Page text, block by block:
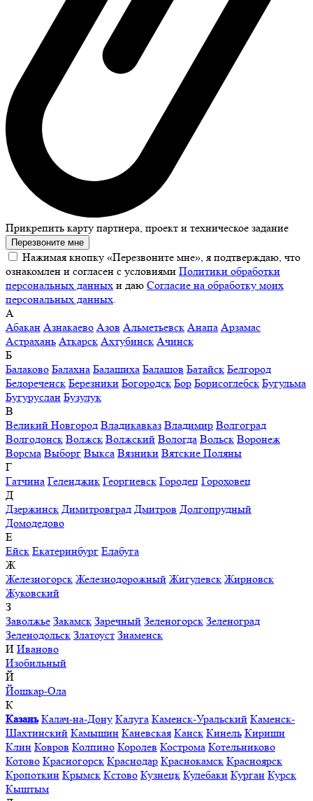
Прикрепить карту партнера, проект и техническое задание
Перезвоните мне
Нажимая кнопку «Перезвоните мне», я подтверждаю, что
ознакомлен и согласен с условиями Политики обработки
персональных данных и даю Согласие на обработку моих
персональных данных
А
Абакан Азнакаево Азов Альметьевск Анапа Арзамас
Астрахань Аткарск Ахтубинск Ачинск
Б
Балаково Балахна Балашиха Балашов Батайск Белгород
Белореченск Березники Богородск Бор Борисоглебск Бугульма
Бугуруслан Бузулук
В
Великий Новгород Владикавказ Владимир Волгоград
Волгодонск Волжск Волжский Вологда Вольск Воронеж
Ворсма Выборг Выкса Вязники Вятские Поляны
Г
Гатчина Геленджик Георгиевск Городец Гороховец
Д
Дзержинск Димитровград Дмитров Долгопрудный
Домодедово
Е
Ейск Екатеринбург Елабуга
Ж
Железногорск Железнодорожный Жигулевск Жирновск
Жуковский
З
Заволжье Закамск Заречный Зеленогорск Зеленоград
Зеленодольск Златоуст Знаменск
И Иваново
Изобильный
Й
Йошкар-Ола
К
Казань Калач-на-Дону Калуга Каменск-Уральский Каменск-
Шахтинский Камышин Каневская Канск Кинель Кириши
Клин Ковров Колпино Королев Кострома Котельниково
Котово Красногорск Краснодар Краснокамск Красноярск
Кропоткин Крымск Кстово Кузнецк Кулебаки Курган Курск
Кыштым